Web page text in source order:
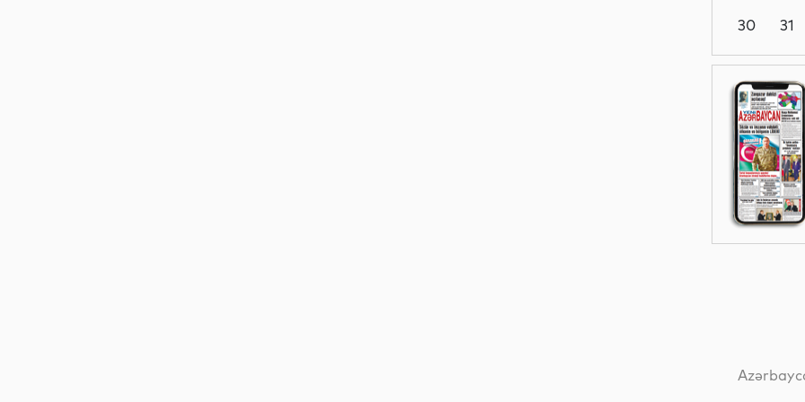
Siyasət
Yeni
texnologiyalar
30
31